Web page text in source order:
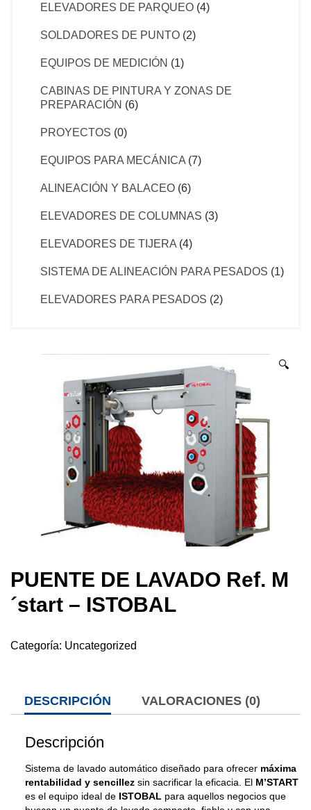
ELEVADORES DE PARQUEO (4)
SOLDADORES DE PUNTO (2)
EQUIPOS DE MEDICIÓN (1)
CABINAS DE PINTURA Y ZONAS DE
PREPARACIÓN (6)
PROYECTOS (0)
EQUIPOS PARA MECÁNICA (7)
ALINEACIÓN Y BALACEO (6)
ELEVADORES DE COLUMNAS (3)
ELEVADORES DE TIJERA (4)
SISTEMA DE ALINEACIÓN PARA PESADOS (1)
ELEVADORES PARA PESADOS (2)
🔍
PUENTE DE LAVADO Ref. M
´start – ISTOBAL
Categoría: Uncategorized
DESCRIPCIÓN VALORACIONES (0)
Descripción
Sistema de lavado automático diseñado para ofrecer máxima
rentabilidad y sencillez sin sacrificar la eficacia. El M’START
es el equipo ideal de ISTOBAL para aquellos negocios que